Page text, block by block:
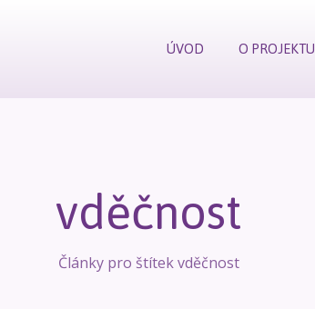
ÚVOD O PROJEKTU
vděčnost
Články pro štítek vděčnost